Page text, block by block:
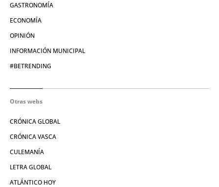
GASTRONOMÍA
ECONOMÍA
OPINIÓN
INFORMACIÓN MUNICIPAL
#BETRENDING
Otras webs
CRÓNICA GLOBAL
CRÓNICA VASCA
CULEMANÍA
LETRA GLOBAL
ATLÁNTICO HOY